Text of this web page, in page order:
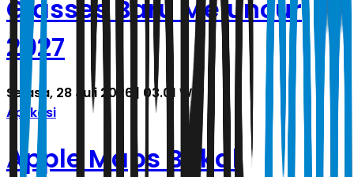
Glasses Baru Meluncur
2027
Selasa, 28 Juli 2026 | 03.01 WIB
Aplikasi
Apple Maps Bakal